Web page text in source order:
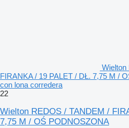
Wielton
FIRANKA / 19 PALET / DŁ. 7,75 M /
con lona corredera
22
Wielton REDOS / TANDEM /
7,75 M / OŚ PODNOSZONA